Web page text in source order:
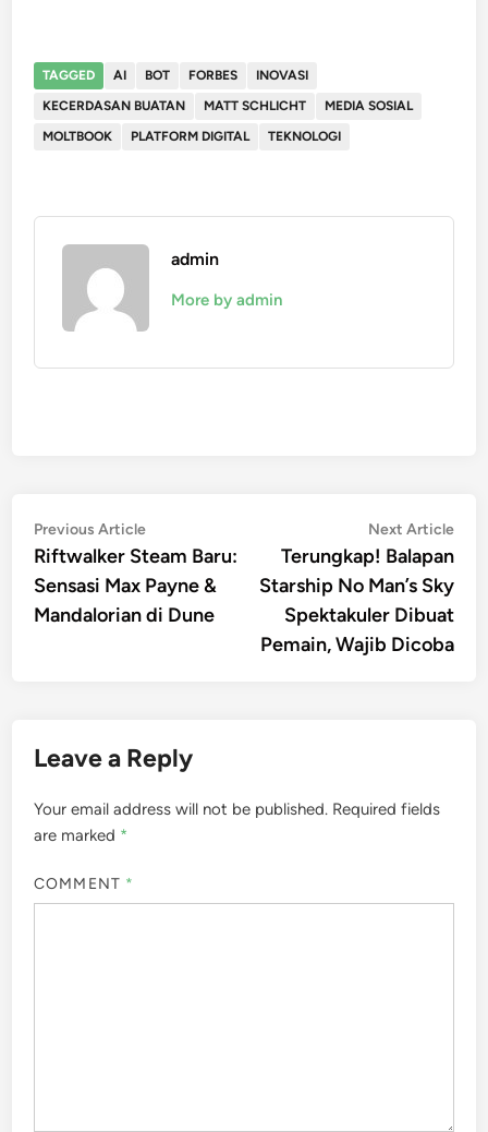
TAGGED AI BOT FORBES
INOVASI
KECERDASAN BUATAN
MATT SCHLICHT
MEDIA SOSIAL
MOLTBOOK
PLATFORM DIGITAL TEKNOLOGI
admin
More by admin
Post
navigation
Previous ArticlePrevious
article:
Riftwalker Steam Baru:
Sensasi Max Payne &
Mandalorian di Dune
Next Article
Terungkap! Balapan
Starship No Man’s Sky
Spektakuler Dibuat
Pemain, Wajib Dicoba
Leave a Reply
Your email address will not be published. Required fields
are marked *
COMMENT *